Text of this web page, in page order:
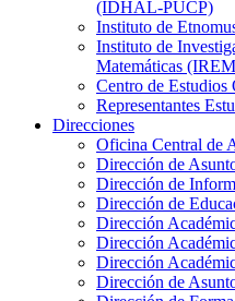
(IDHAL-PUCP)
Instituto de
Instituto de
Matemáticas
Centro de Estudios
Representantes
Direcciones
Oficina Central de
Dirección de
Dirección de
Dirección de
Dirección
Dirección
Dirección
Dirección de